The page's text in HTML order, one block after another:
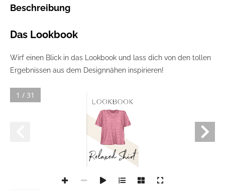
Beschreibung
Das Lookbook
Wirf einen Blick in das Lookbook und lass dich von den tollen
Ergebnissen aus dem Designnähen inspirieren!
1 / 31